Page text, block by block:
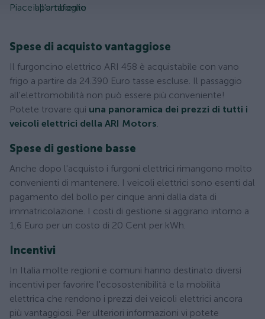
Piace all'ambiente
il portafoglio
Spese di acquisto vantaggiose
Il furgoncino elettrico ARI 458 è acquistabile con vano
frigo a partire da 24.390 Euro tasse escluse. Il passaggio
all'elettromobilità non può essere più conveniente!
Potete trovare qui una panoramica dei prezzi di tutti i
veicoli elettrici della ARI Motors
Spese di gestione basse
Anche dopo l'acquisto i furgoni elettrici rimangono molto
convenienti di mantenere. I veicoli elettrici sono esenti dal
pagamento del bollo per cinque anni dalla data di
immatricolazione. I costi di gestione si aggirano intorno a
1,6 Euro per un costo di 20 Cent per kWh.
Incentivi
In Italia molte regioni e comuni hanno destinato diversi
incentivi per favorire l'ecosostenibilità e la mobilità
elettrica che rendono i prezzi dei veicoli elettrici ancora
più vantaggiosi. Per ulteriori informazioni vi potete